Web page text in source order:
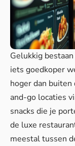
Gelukkig
iets goedkoper
hoger dan
and-go locaties
snacks die je
de luxe
meestal tussen